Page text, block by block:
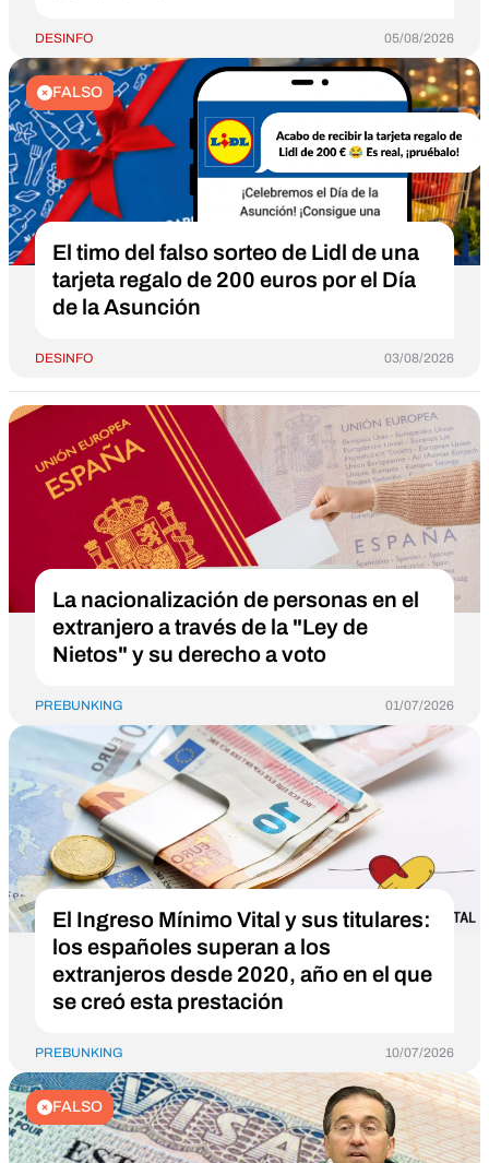
DESINFO 05/08/2026
FALSO
El timo del falso sorteo de Lidl de una
tarjeta regalo de 200 euros por el Día
de la Asunción
DESINFO 03/08/2026
La nacionalización de personas en el
extranjero a través de la "Ley de
Nietos" y su derecho a voto
PREBUNKING 01/07/2026
El Ingreso Mínimo Vital y sus titulares:
los españoles superan a los
extranjeros desde 2020, año en el que
se creó esta prestación
PREBUNKING 10/07/2026
FALSO